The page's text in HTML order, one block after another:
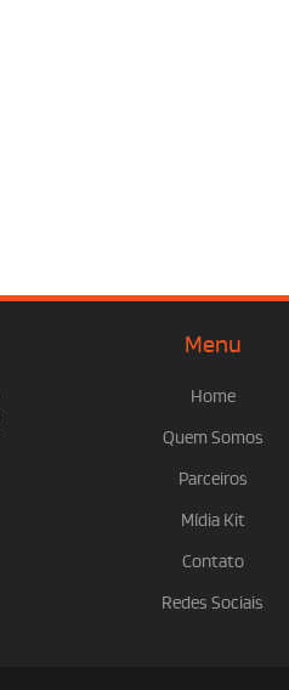
Menu
Home
Quem Somos
Parceiros
Mídia Kit
Contato
Redes Sociais